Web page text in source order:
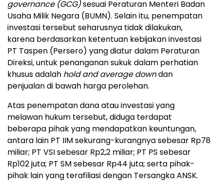
governance (GCG)sesuai Peraturan Menteri Badan
Usaha Milik Negara (BUMN). Selain itu, penempatan
investasi tersebut seharusnya tidak dilakukan,
karena berdasarkan ketentuan kebijakan investasi
PT Taspen (Persero) yang diatur dalam Peraturan
Direksi, untuk penanganan sukuk dalam perhatian
khusus adalah hold and average downdan
penjualan di bawah harga perolehan.
Atas penempatan dana atau investasi yang
melawan hukum tersebut, diduga terdapat
beberapa pihak yang mendapatkan keuntungan,
antara lain PT IIM sekurang-kurangnya sebesar Rp78
miliar; PT VSI sebesar Rp2,2 miliar; PT PS sebesar
Rp102 juta; PT SM sebesar Rp44 juta; serta pihak-
pihak lain yang terafiliasi dengan Tersangka ANSK.